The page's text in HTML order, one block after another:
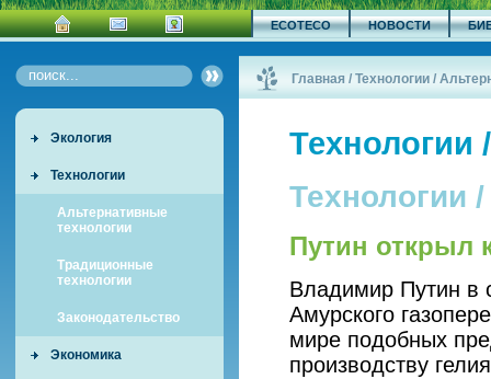
ECOTECO НОВОСТИ
Экология
Технологии
Альтернативные
технологии
Традиционные
технологии
Законодательство
Экономика
Главная /Технологии /
Технологии
Технологии
Путин открыл
Владимир Путин в
Амурского
мире подобных
производству